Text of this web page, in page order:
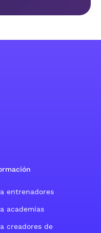
cuenta de Facebook
de la cuenta de
social de la cuenta
entrenadores
academias
creadores de